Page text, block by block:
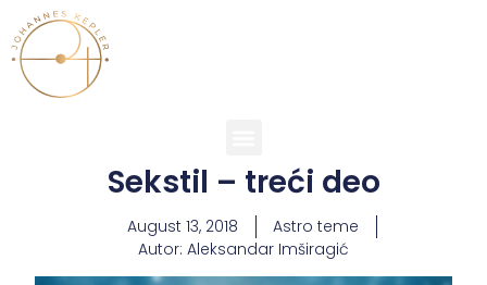
Sekstil – treći deo
August 13, 2018
Astro teme
Autor: Aleksandar Imširagić